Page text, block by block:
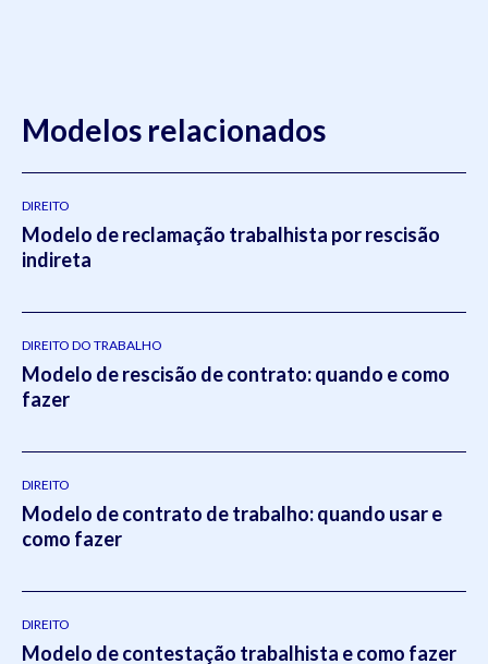
Modelos relacionados
DIREITO
Modelo de reclamação trabalhista por rescisão
indireta
DIREITO DO TRABALHO
Modelo de rescisão de contrato: quando e como
fazer
DIREITO
Modelo de contrato de trabalho: quando usar e
como fazer
DIREITO
Modelo de contestação trabalhista e como fazer